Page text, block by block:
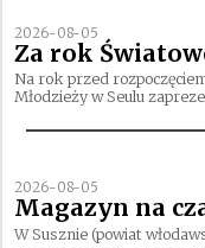
2026-08-05
Za rok
Na rok przed
Młodzieży w Seulu
2026-08-05
Magazyn na
W Susznie (powiat